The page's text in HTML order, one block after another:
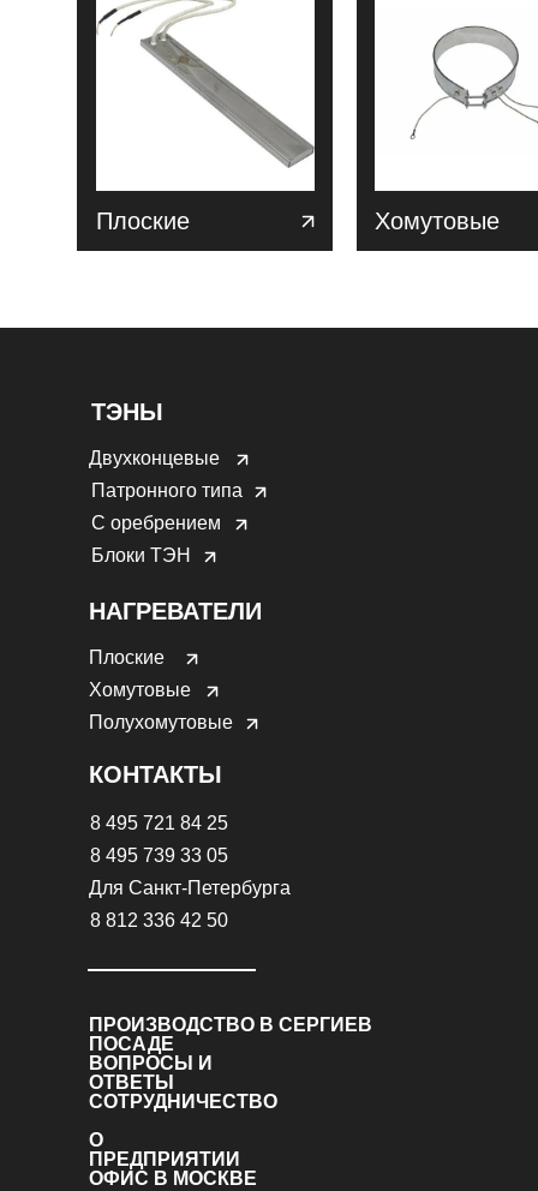
Плоские Хомутовые
8 495 721 84 25
8 495 739 33 05
Для Санкт-Петербурга
8 812 336 42 50
О
ПРЕДПРИЯТИИ
ВОПРОСЫ И
ОТВЕТЫ
СОТРУДНИЧЕСТВО
ТЭНЫ
Двухконцевые
Патронного типа
С оребрением
Блоки ТЭН
КОНТАКТЫ
НАГРЕВАТЕЛИ
Плоские
Хомутовые
Полухомутовые
ПРОИЗВОДСТВО В СЕРГИЕВ
ПОСАДЕ
ОФИС В МОСКВЕ